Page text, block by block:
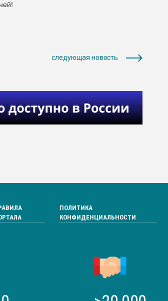
следующая новость
ПОЛИТИКА
КОНФИДЕНЦИАЛЬНОСТИ